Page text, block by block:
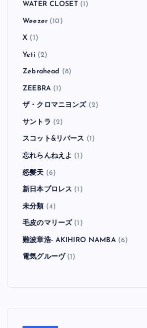
WATER CLOSET(1)
Weezer(10)
X (1)
Yeti (2)
Zebrahead (8)
ZEEBRA(1)
ザ・クロマニヨンズ (2)
サントラ (2)
スコット&リバース (1)
忘れらんねえよ (1)
怒髪天 (6)
新日本プロレス (1)
未分類 (4)
毛皮のマリーズ (1)
難波章浩- AKIHIRO NAMBA(6)
電気グルーヴ(1)